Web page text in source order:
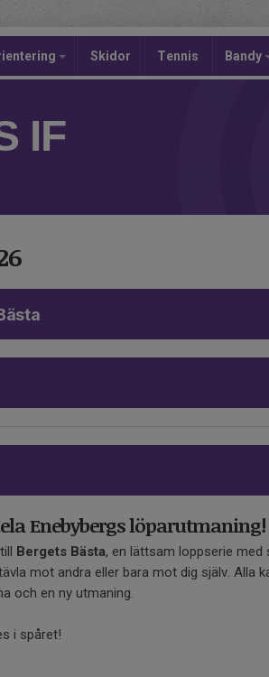
Skidor Tennis Bandy
IF
Enebybergs löparutmaning!
Bergets Bästa, en lättsam loppserie med
mot andra eller bara mot dig själv. Alla
och en ny utmaning.
i spåret!